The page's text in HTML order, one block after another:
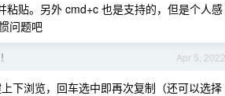
贴。另外 cmd+c 也是支持的，但是个人感
问题吧
Apr 5, 2022
下浏览，回车选中即再次复制（还可以选择